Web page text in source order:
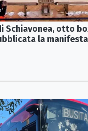
Schiavonea, otto
la